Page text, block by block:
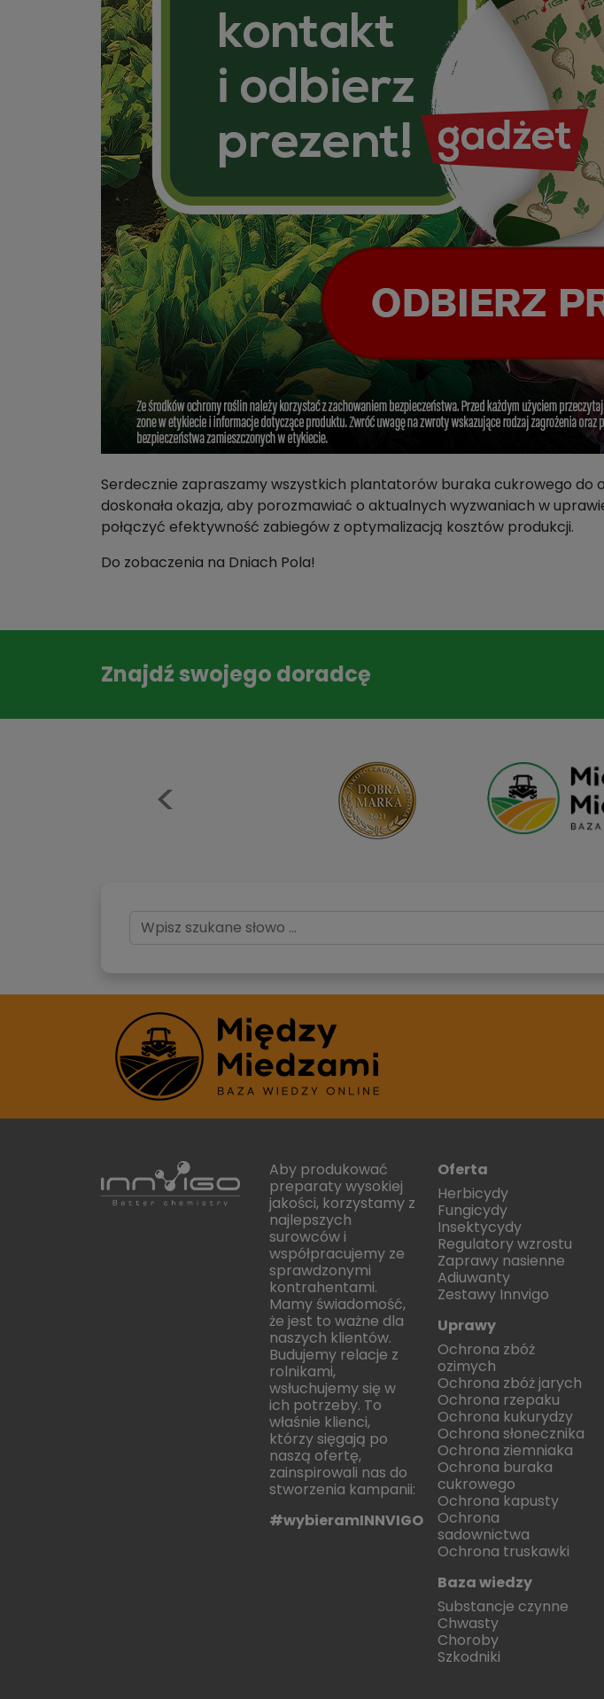
Serdecznie zapraszamy wszystkich plantatorów buraka cukrowego do
doskonała okazja, aby porozmawiać o aktualnych wyzwaniach w
połączyć efektywność zabiegów z optymalizacją kosztów produkcji.
Do zobaczenia na Dniach Pola!
Znajdź swojego doradcę
Previous
Aby produkować
preparaty wysokiej
jakości, korzystamy z
najlepszych
surowców i
współpracujemy ze
sprawdzonymi
kontrahentami.
Mamy świadomość,
że jest to ważne dla
naszych klientów.
Budujemy relacje z
rolnikami,
wsłuchujemy się w
ich potrzeby. To
właśnie klienci,
którzy sięgają po
naszą ofertę,
zainspirowali nas do
stworzenia kampanii:
#wybieramINNVIGO
Oferta
Herbicydy
Fungicydy
Insektycydy
Regulatory wzrostu
Zaprawy nasienne
Adiuwanty
Zestawy Innvigo
Uprawy
Ochrona zbóż
ozimych
Ochrona zbóż jarych
Ochrona rzepaku
Ochrona kukurydzy
Ochrona słonecznika
Ochrona ziemniaka
Ochrona buraka
cukrowego
Ochrona kapusty
Ochrona
sadownictwa
Ochrona truskawki
Baza wiedzy
Substancje czynne
Chwasty
Choroby
Szkodniki